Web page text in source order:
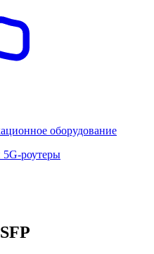
оборудование
роутеры